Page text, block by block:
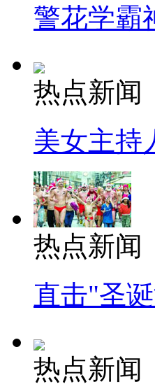
警花学霸
热点新闻
美女主持
热点新闻
直击"圣
热点新闻